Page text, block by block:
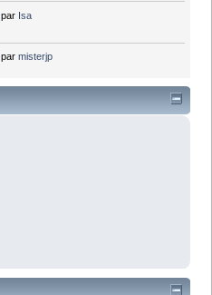
par Isa
parmisterjp